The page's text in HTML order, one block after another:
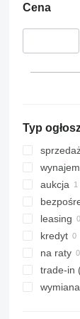
907
924
926
928
930
931
936
938
941
943
950
550
5080
Cena
Typ
wynajem
aukcja
leasing
kredyt
na raty
trade-in
wymiana